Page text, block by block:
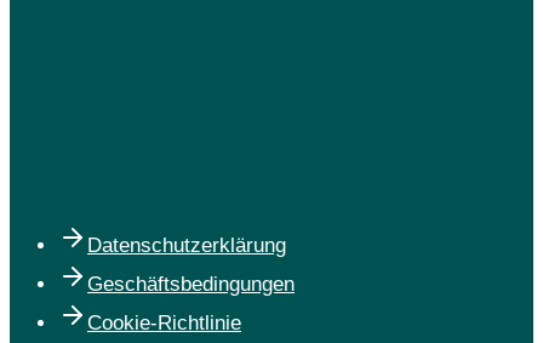
Datenschutzerklärung
Geschäftsbedingungen
Cookie-Richtlinie